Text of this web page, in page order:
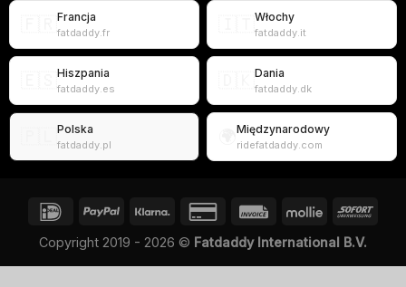
Francja
fatdaddy.fr
Włochy
fatdaddy.it
Hiszpania
fatdaddy.es
Dania
fatdaddy.dk
Polska
fatdaddy.pl
Międzynarodowy
ridefatdaddy.com
Copyright 2019 - 2026 © Fatdaddy International B.V.